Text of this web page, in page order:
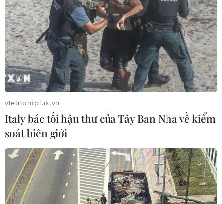
vietnamplus.vn
Italy bác tối hậu thư của Tây Ban Nha về kiểm
soát biên giới